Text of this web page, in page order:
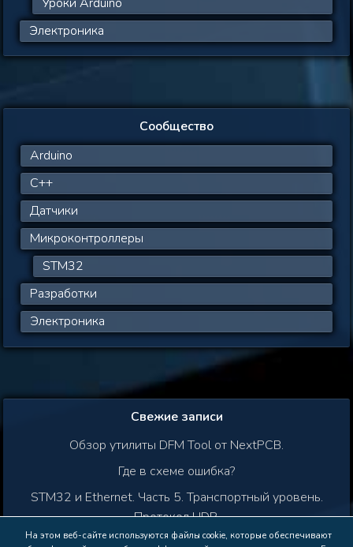
Электроника
Сообщество
Arduino
C++
Датчики
Микроконтроллеры
STM32
Разработки
Электроника
Свежие записи
Обзор утилиты DFM Tool от NextPCB.
Где в схеме ошибка?
STM32 и Ethernet. Часть 5. Транспортный уровень.
Протокол UDP.
Как добавить библиотеку в Arduino IDE.
На этом веб-сайте используются файлы cookie, которые обеспечивают